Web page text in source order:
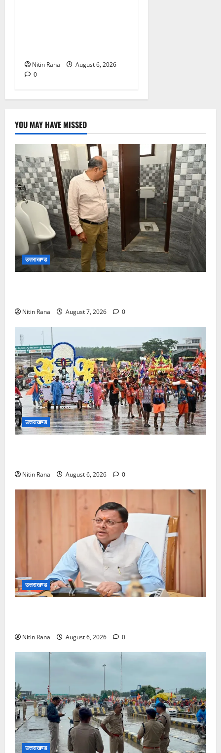
Nitin Rana
August 6, 2026
0
YOU MAY HAVE MISSED
उत्तराखण्ड
Nitin Rana August 7, 2026 0
उत्तराखण्ड
Nitin Rana August 6, 2026 0
उत्तराखण्ड
Nitin Rana August 6, 2026 0
उत्तराखण्ड